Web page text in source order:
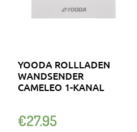
YOODA ROLLLADEN
WANDSENDER
CAMELEO 1-KANAL
€27.95